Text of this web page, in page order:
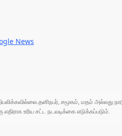
News
சமூகம், மதம் அல்லது
உரிய சட்ட நடவடிக்கை எடுக்கப்படும்.